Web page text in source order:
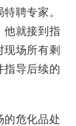
聘专家。
他就接到指
场所有剩
指导后续的
危化品处